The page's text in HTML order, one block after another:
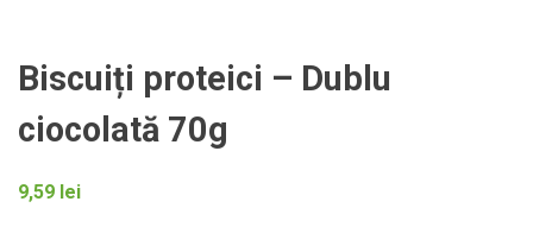
Biscuiți proteici – Dublu
ciocolată 70g
9,59 lei